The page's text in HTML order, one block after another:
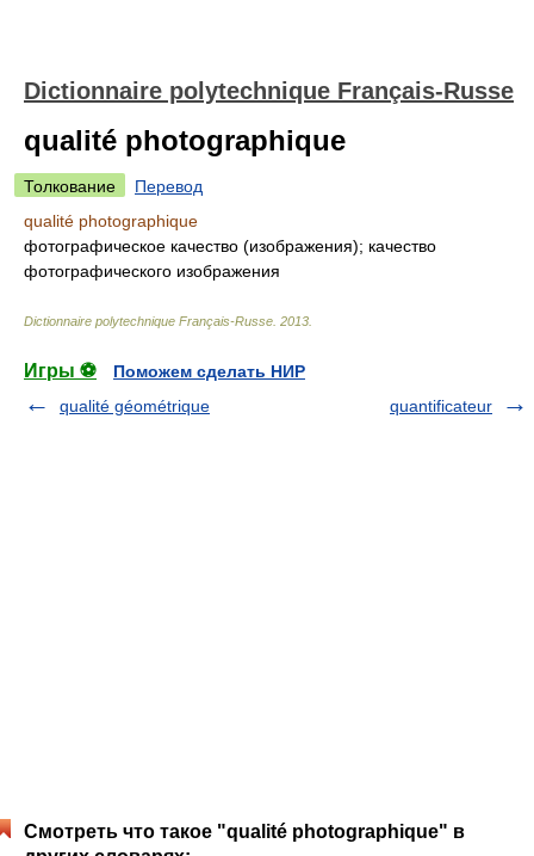
Dictionnaire polytechnique Français-Russe
qualité photographique
Толкование
Перевод
qualité photographique
фотографическое качество (изображения); качество
фотографического изображения
Dictionnaire polytechnique Français-Russe 2013
Игры ⚽
Поможем сделать НИР
qualité géométrique
quantificateur
Смотреть что такое "qualité photographique" в